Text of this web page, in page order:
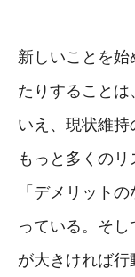
新しいことを始
たりすること
いえ、現状維持
もっと多くのリ
「デメリット
っている。そ
が大きければ